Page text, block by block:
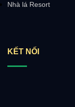
Nhà lá Resort
KẾT NỐI